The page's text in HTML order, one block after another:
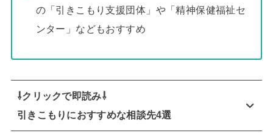
の「引きこもり支援団体」や「精神保健福祉セ
ンター」などもおすすめ
⇩クリックで即読み⇩
引きこもりにおすすめな相談先4選